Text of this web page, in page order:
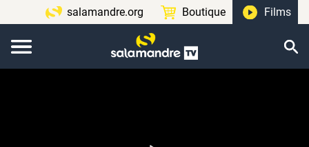
salamandre.org Boutique Films